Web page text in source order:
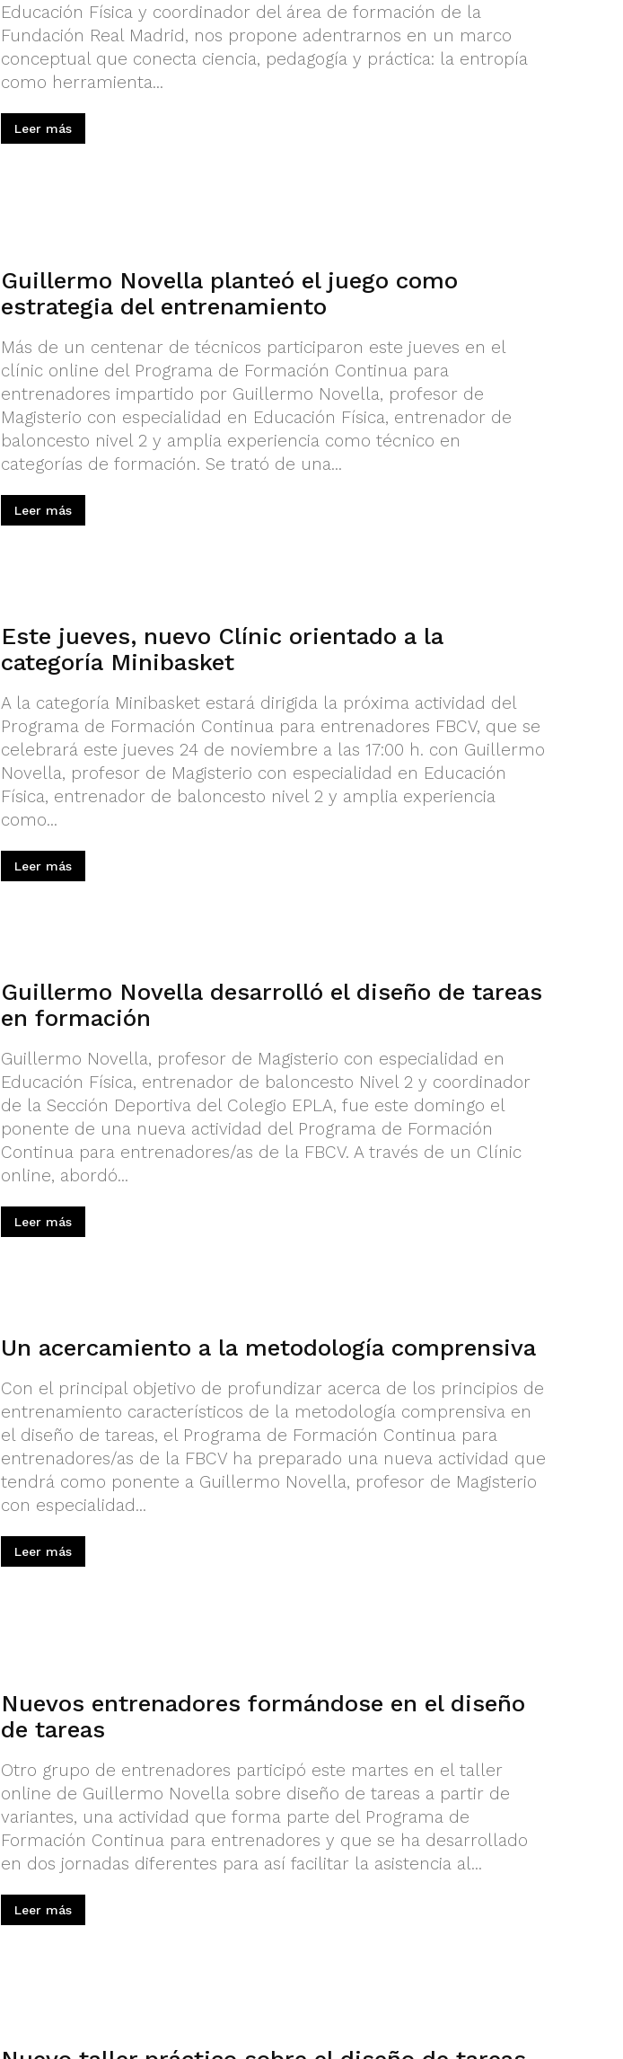
Educación Física y coordinador del área de formación de la
Fundación Real Madrid, nos propone adentrarnos en un marco
conceptual que conecta ciencia, pedagogía y práctica: la entropía
como herramienta...
Leer más
Guillermo Novella planteó el juego como
estrategia del entrenamiento
Más de un centenar de técnicos participaron este jueves en el
clínic online del Programa de Formación Continua para
entrenadores impartido por Guillermo Novella, profesor de
Magisterio con especialidad en Educación Física, entrenador de
baloncesto nivel 2 y amplia experiencia como técnico en
categorías de formación. Se trató de una...
Leer más
Este jueves, nuevo Clínic orientado a la
categoría Minibasket
A la categoría Minibasket estará dirigida la próxima actividad del
Programa de Formación Continua para entrenadores FBCV, que se
celebrará este jueves 24 de noviembre a las 17:00 h. con Guillermo
Novella, profesor de Magisterio con especialidad en Educación
Física, entrenador de baloncesto nivel 2 y amplia experiencia
como...
Leer más
Guillermo Novella desarrolló el diseño de tareas
en formación
Guillermo Novella, profesor de Magisterio con especialidad en
Educación Física, entrenador de baloncesto Nivel 2 y coordinador
de la Sección Deportiva del Colegio EPLA, fue este domingo el
ponente de una nueva actividad del Programa de Formación
Continua para entrenadores/as de la FBCV. A través de un Clínic
online, abordó...
Leer más
Un acercamiento a la metodología comprensiva
Con el principal objetivo de profundizar acerca de los principios de
entrenamiento característicos de la metodología comprensiva en
el diseño de tareas, el Programa de Formación Continua para
entrenadores/as de la FBCV ha preparado una nueva actividad que
tendrá como ponente a Guillermo Novella, profesor de Magisterio
con especialidad...
Leer más
Nuevos entrenadores formándose en el diseño
de tareas
Otro grupo de entrenadores participó este martes en el taller
online de Guillermo Novella sobre diseño de tareas a partir de
variantes, una actividad que forma parte del Programa de
Formación Continua para entrenadores y que se ha desarrollado
en dos jornadas diferentes para así facilitar la asistencia al...
Leer más